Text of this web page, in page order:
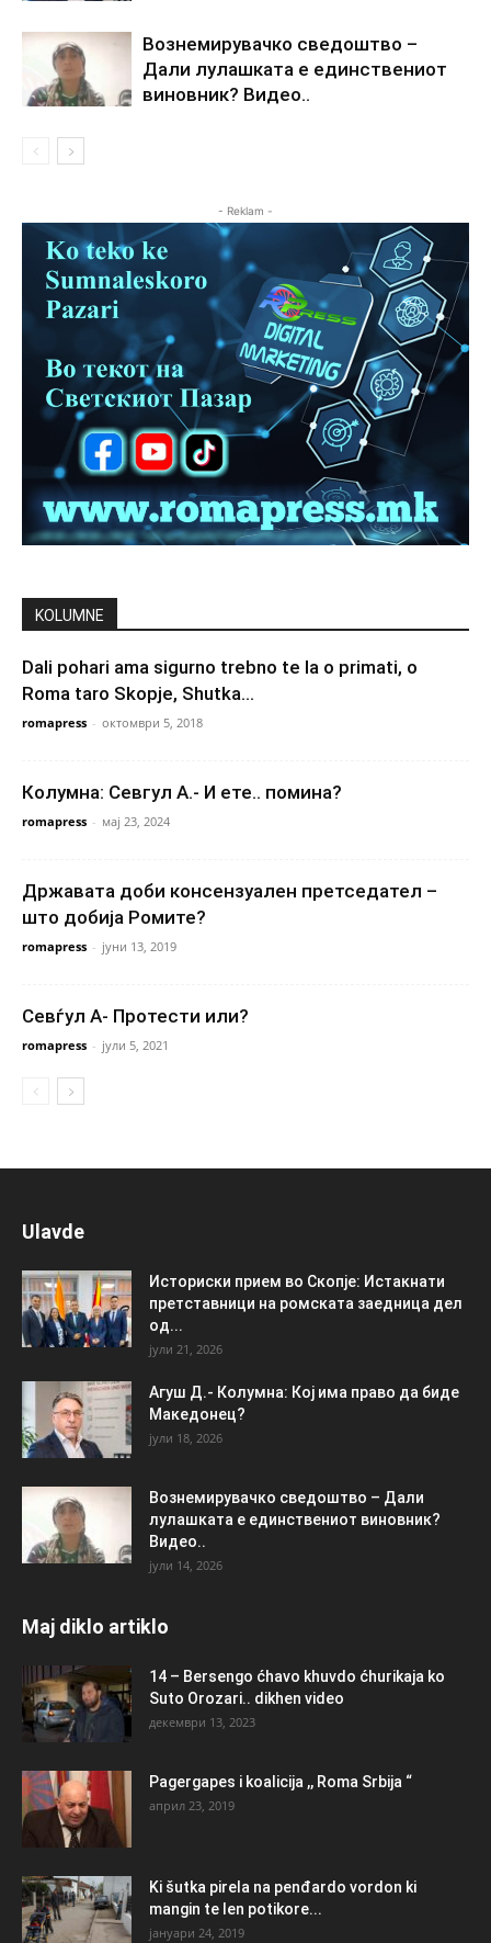
Вознемирувачко сведоштво –
Дали лулашката е единствениот
виновник? Видео..
- Reklam -
KOLUMNE
Dali pohari ama sigurno trebno te la o primati, o
Roma taro Skopje, Shutka...
romapress - октомври 5, 2018
Колумна: Севгул А.- И ете.. помина?
romapress - мај 23, 2024
Државата доби консензуален претседател –
што добија Ромите?
romapress - јуни 13, 2019
Севѓул А- Протести или?
romapress - јули 5, 2021
Ulavde
Историски прием во Скопје: Истакнати
претставници на ромската заедница дел
од...
јули 21, 2026
Агуш Д.- Колумна: Кој има право да биде
Македонец?
јули 18, 2026
Вознемирувачко сведоштво – Дали
лулашката е единствениот виновник?
Видео..
јули 14, 2026
Maj diklo artiklo
14 – Bersengo ćhavo khuvdo ćhurikaja ko
Suto Orozari.. dikhen video
декември 13, 2023
Pagergapes i koalicija ,, Roma Srbija “
април 23, 2019
Ki šutka pirela na penđardo vordon ki
mangin te len potikore...
јануари 24, 2019